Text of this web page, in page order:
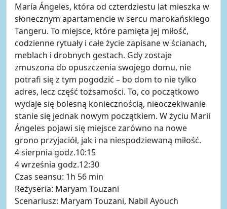
María Ángeles, która od czterdziestu lat mieszka w
słonecznym apartamencie w sercu marokańskiego
Tangeru. To miejsce, które pamięta jej miłość,
codzienne rytuały i całe życie zapisane w ścianach,
meblach i drobnych gestach. Gdy zostaje
zmuszona do opuszczenia swojego domu, nie
potrafi się z tym pogodzić – bo dom to nie tylko
adres, lecz część tożsamości. To, co początkowo
wydaje się bolesną koniecznością, nieoczekiwanie
stanie się jednak nowym początkiem. W życiu Marii
Ángeles pojawi się miejsce zarówno na nowe
grono przyjaciół, jak i na niespodziewaną miłość.
4 sierpnia godz.10:15
4 września godz.12:30
Czas seansu: 1h 56 min
Reżyseria: Maryam Touzani
Scenariusz: Maryam Touzani, Nabil Ayouch